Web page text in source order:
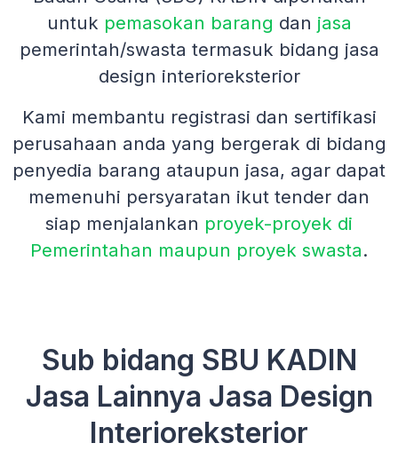
untuk pemasokan barang dan jasa
pemerintah/swasta termasuk bidang jasa
design interioreksterior
Kami membantu registrasi dan sertifikasi
perusahaan anda yang bergerak di bidang
penyedia barang ataupun jasa, agar dapat
memenuhi persyaratan ikut tender dan
siap menjalankan proyek-proyek di
Pemerintahan maupun proyek swasta.
Sub bidang SBU KADIN
Jasa Lainnya Jasa Design
Interioreksterior